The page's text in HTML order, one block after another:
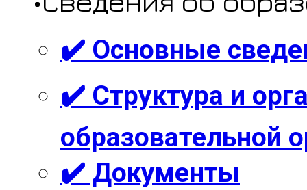
✔️ Основные
✔️ Структура и
образовательной
✔️ Документы